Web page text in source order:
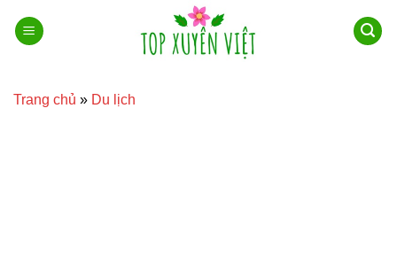
qua
Trang chủ » Du lịch